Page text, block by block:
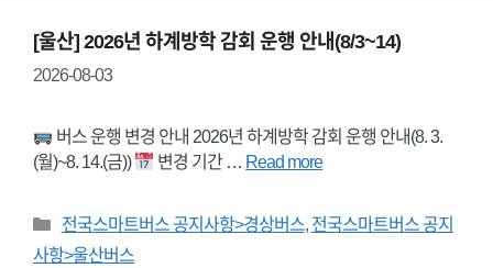
[울산] 2026년 하계방학 감회 운행 안내(8/3~14)
2026-08-03
버스 운행 변경 안내 2026년 하계방학 감회 운행 안내(8. 3.
(월)~8. 14.(금))
변경 기간 … Read more
Categories
전국스마트버스 공지사항>경상버스, 전국스마트버스 공지
사항>울산버스